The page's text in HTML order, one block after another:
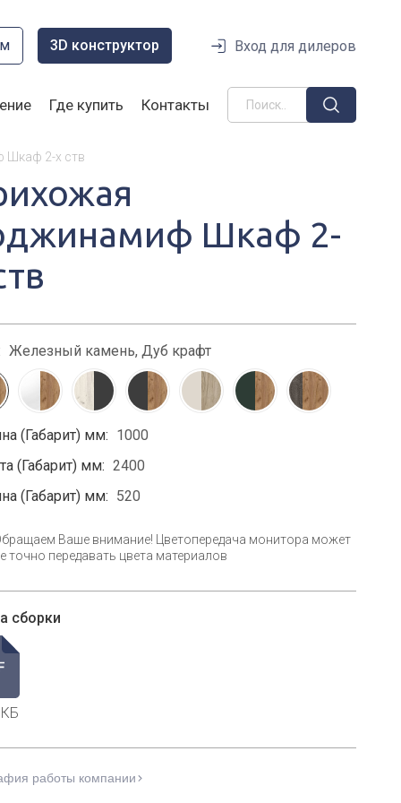
3D конструктор Вход для дилеров
Где купить Контакты
Шкаф 2-х ств
Шкаф 2-
Железный камень, Дуб крафт
(Габарит) мм: 1000
(Габарит) мм: 2400
(Габарит) мм: 520
Ваше внимание! Цветопередача монитора может
точно передавать цвета материалов
сборки
работы компании